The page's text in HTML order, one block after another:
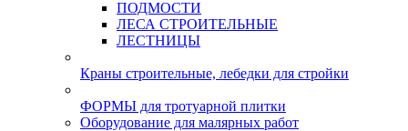
ПОДМОСТИ
ЛЕСА СТРОИТЕЛЬНЫЕ
ЛЕСТНИЦЫ
Краны строительные, лебедки для стройки
ФОРМЫ для тротуарной плитки
Оборудование для малярных работ